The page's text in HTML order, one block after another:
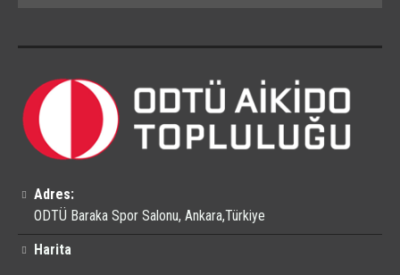
Adres:
ODTÜ Baraka Spor Salonu, Ankara,Türkiye
Harita